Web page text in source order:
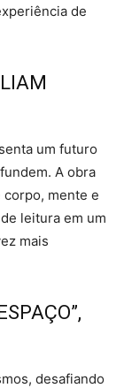
de
um futuro
A obra
mente e
leitura em um
mais
desafiando